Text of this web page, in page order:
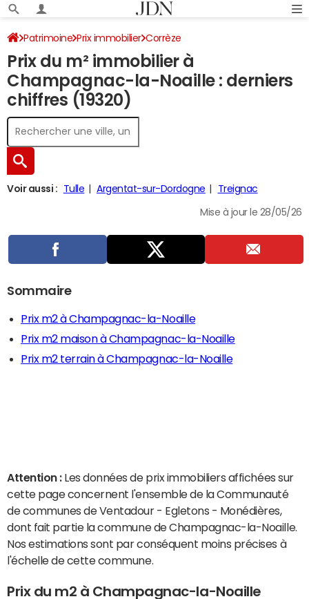
Patrimoine Prix immobilier Corrèze
Champagnac-la-Noaille
Prix du m² immobilier à
Champagnac-la-Noaille : derniers
chiffres (19320)
Voir aussi : Tulle Argentat-sur-Dordogne Treignac
Mise à jour le 28/05/26
Sommaire
Prix m2 à Champagnac-la-Noaille
Prix m2 maison à Champagnac-la-Noaille
Prix m2 terrain à Champagnac-la-Noaille
Attention : Les données de prix immobiliers affichées sur
cette page concernent l'ensemble de la Communauté
de communes de Ventadour - Egletons - Monédières,
dont fait partie la commune de Champagnac-la-Noaille.
Nos estimations sont par conséquent moins précises à
l'échelle de cette commune.
Prix du m2 à Champagnac-la-Noaille